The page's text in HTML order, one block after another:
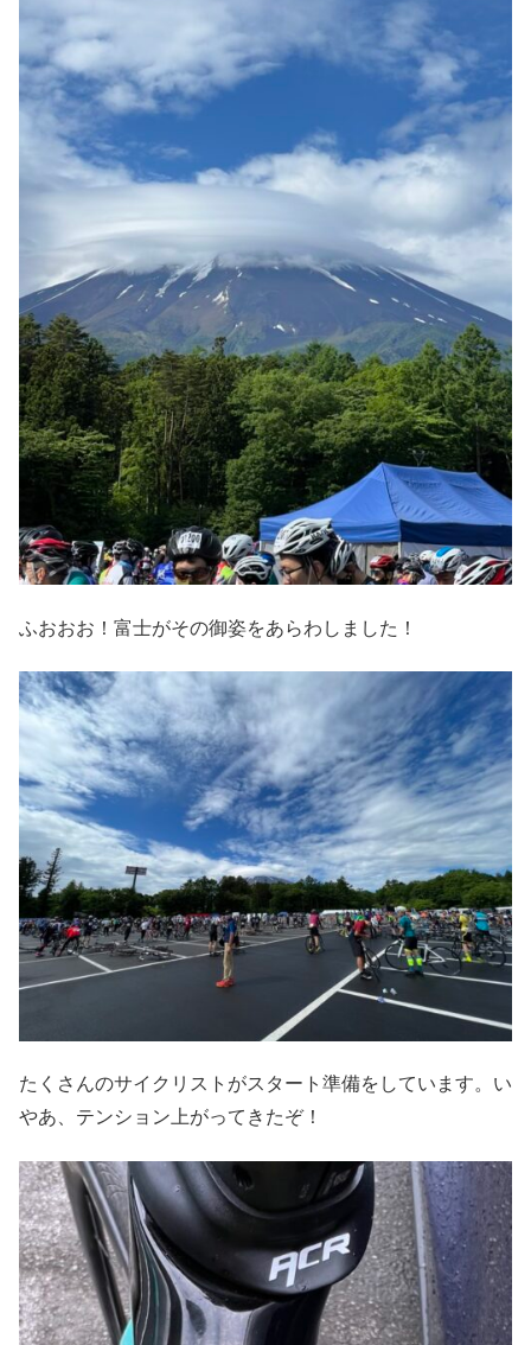
ふおおお！富士がその御姿をあらわしました！
たくさんのサイクリストがスタート準備をしています。い
やあ、テンション上がってきたぞ！